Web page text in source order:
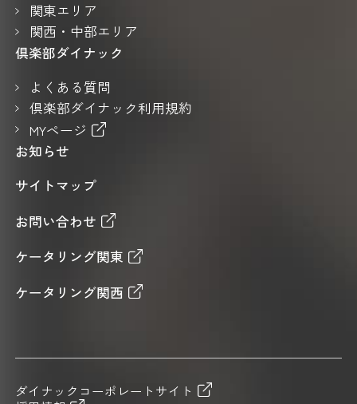
関東エリア
関西・中部エリア
倶楽部ダイナック
よくある質問
倶楽部ダイナック利用規約
MYページ
お知らせ
サイトマップ
お問い合わせ
ケータリング関東
ケータリング関西
ダイナックコーポレートサイト